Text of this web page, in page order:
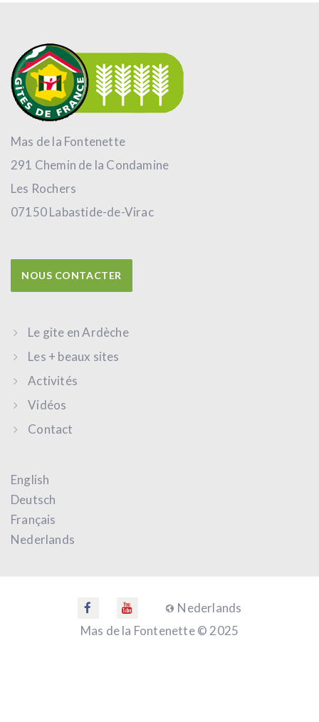
Mas de la Fontenette
291 Chemin de la Condamine
Les Rochers
07150 Labastide-de-Virac
NOUS CONTACTER
Le gite en Ardèche
Les + beaux sites
Activités
Vidéos
Contact
English
Deutsch
Français
Nederlands
Nederlands
Mas de la Fontenette © 2025